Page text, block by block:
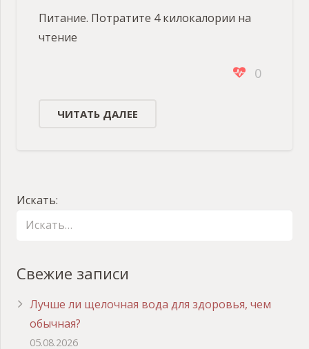
Питание. Потратите 4 килокалории на
чтение
0
ЧИТАТЬ ДАЛЕЕ
Искать:
Свежие записи
Лучше ли щелочная вода для здоровья, чем
обычная?
05.08.2026